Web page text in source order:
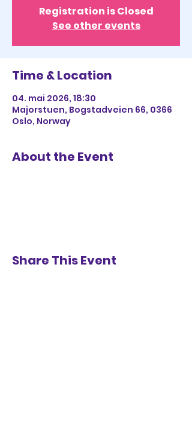
Registration is Closed
See other events
Time & Location
04. mai 2026, 18:30
Majorstuen, Bogstadveien 66, 0366
Oslo, Norway
About the Event
Share This Event